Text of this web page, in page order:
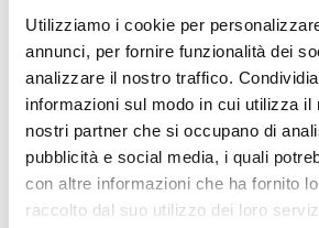
Utilizziamo i cookie per
annunci, per fornire funzionalità dei
analizzare il nostro traffico.
informazioni sul modo in cui utilizza il
nostri partner che si occupano di
pubblicità e social media, i quali
con altre informazioni che ha fornito
raccolto dal suo utilizzo dei loro
da OTTICA DIOPTER
Showing the single result